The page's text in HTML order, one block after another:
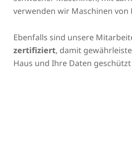
verwenden wir Maschinen von
Ebenfalls sind unsere
zertifiziert, damit
Haus und Ihre Daten